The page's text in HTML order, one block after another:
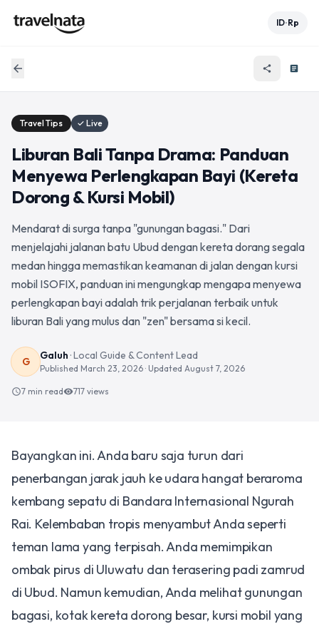
ID•Rp
arrow_back share article
Travel Tips ✓ Live
Liburan Bali Tanpa Drama: Panduan
Menyewa Perlengkapan Bayi (Kereta
Dorong & Kursi Mobil)
Mendarat di surga tanpa "gunungan bagasi." Dari
menjelajahi jalanan batu Ubud dengan kereta dorang segala
medan hingga memastikan keamanan di jalan dengan kursi
mobil ISOFIX, panduan ini mengungkap mengapa menyewa
perlengkapan bayi adalah trik perjalanan terbaik untuk
liburan Bali yang mulus dan "zen" bersama si kecil.
G Galuh ·Local Guide & Content Lead
Published March 23, 2026 · Updated August 7, 2026
schedule7 min readvisibility717 views
Bayangkan ini. Anda baru saja turun dari
penerbangan jarak jauh ke udara hangat beraroma
kembang sepatu di Bandara Internasional Ngurah
Rai. Kelembaban tropis menyambut Anda seperti
teman lama yang terpisah. Anda memimpikan
ombak pirus di Uluwatu dan terasering padi zamrud
di Ubud. Namun kemudian, Anda melihat gunungan
bagasi, kotak kereta dorong besar, kursi mobil yang